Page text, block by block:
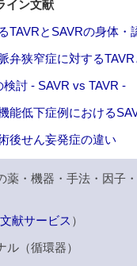
イン文献
TAVRとSAVRの身体
弁狭窄症に対する
討 - SAVR vs TAVR -
能低下症例における
後せん妄発症の違い
薬・機器・手法・因子
献サービス ）
（循環器）